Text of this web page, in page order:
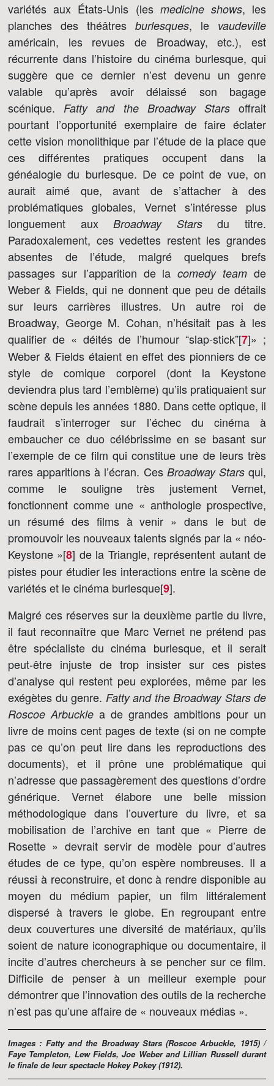
variétés aux États-Unis (les medicine shows, les
planches des théâtres burlesques, le vaudeville
américain, les revues de Broadway, etc.), est
récurrente dans l’histoire du cinéma burlesque, qui
suggère que ce dernier n’est devenu un genre
valable qu’après avoir délaissé son bagage
scénique. Fatty and the Broadway Starsoffrait
pourtant l’opportunité exemplaire de faire éclater
cette vision monolithique par l’étude de la place que
ces différentes pratiques occupent dans la
généalogie du burlesque. De ce point de vue, on
aurait aimé que, avant de s’attacher à des
problématiques globales, Vernet s’intéresse plus
longuement auxBroadway Starsdu titre.
Paradoxalement, ces vedettes restent les grandes
absentes de l’étude, malgré quelques brefs
passages sur l’apparition de lacomedy team de
Weber & Fields, qui ne donnent que peu de détails
sur leurs carrières illustres. Un autre roi de
Broadway, George M. Cohan, n’hésitait pas à les
qualifier de « déités de l’humour “slap-stick”[7]» ;
Weber & Fields étaient en effet des pionniers de ce
style de comique corporel (dont la Keystone
deviendra plus tard l’emblème) qu’ils pratiquaient sur
scène depuis les années 1880. Dans cette optique, il
faudrait s’interroger sur l’échec du cinéma à
embaucher ce duo célébrissime en se basant sur
l’exemple de ce film qui constitue une de leurs très
rares apparitions à l’écran. Ces Broadway Starsqui,
comme le souligne très justement Vernet,
fonctionnent comme une « anthologie prospective,
un résumé des films à venir » dans le but de
promouvoir les nouveaux talents signés par la « néo-
Keystone »[8] de la Triangle, représentent autant de
pistes pour étudier les interactions entre la scène de
variétés et le cinéma burlesque[9].
Malgré ces réserves sur la deuxième partie du livre,
il faut reconnaître que Marc Vernet ne prétend pas
être spécialiste du cinéma burlesque, et il serait
peut-être injuste de trop insister sur ces pistes
d’analyse qui restent peu explorées, même par les
exégètes du genre. Fatty and the Broadway Stars de
Roscoe Arbuckle a de grandes ambitions pour un
livre de moins cent pages de texte (si on ne compte
pas ce qu’on peut lire dans les reproductions des
documents), et il prône une problématique qui
n’adresse que passagèrement des questions d’ordre
générique. Vernet élabore une belle mission
méthodologique dans l’ouverture du livre, et sa
mobilisation de l’archive en tant que « Pierre de
Rosette » devrait servir de modèle pour d’autres
études de ce type, qu’on espère nombreuses. Il a
réussi à reconstruire, et donc à rendre disponible au
moyen du médium papier, un film littéralement
dispersé à travers le globe. En regroupant entre
deux couvertures une diversité de matériaux, qu’ils
soient de nature iconographique ou documentaire, il
incite d’autres chercheurs à se pencher sur ce film.
Difficile de penser à un meilleur exemple pour
démontrer que l’innovation des outils de la recherche
n’est pas qu’une affaire de « nouveaux médias ».
Images : Fatty and the Broadway Stars(Roscoe Arbuckle, 1915) /
Faye Templeton, Lew Fields, Joe Weber and Lillian Russell durant
le finale de leur spectacle Hokey Pokey(1912).